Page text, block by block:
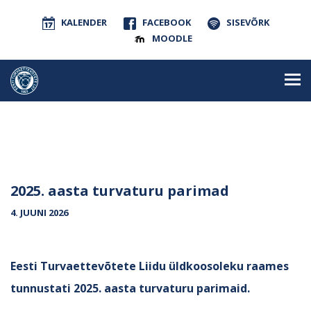
KALENDER FACEBOOK
SISEVÕRK
MOODLE
2025. aasta turvaturu parimad
4. JUUNI 2026
Eesti Turvaettevõtete Liidu üldkoosoleku raames
tunnustati 2025. aasta turvaturu parimaid.